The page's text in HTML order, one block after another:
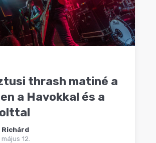
thrash matiné a
a Havokkal és a
Richárd
12.